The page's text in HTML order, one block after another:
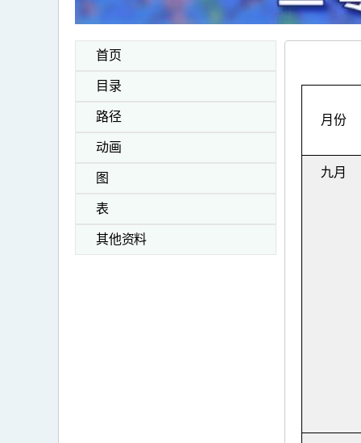
首页
目录
路径
动画
图
表
其他资料
月份
九月